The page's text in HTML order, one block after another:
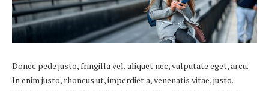
Donec pede justo, fringilla vel, aliquet nec, vulputate eget, arcu.
In enim justo, rhoncus ut, imperdiet a, venenatis vitae, justo.